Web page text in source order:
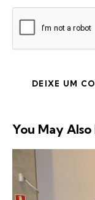
You May Also